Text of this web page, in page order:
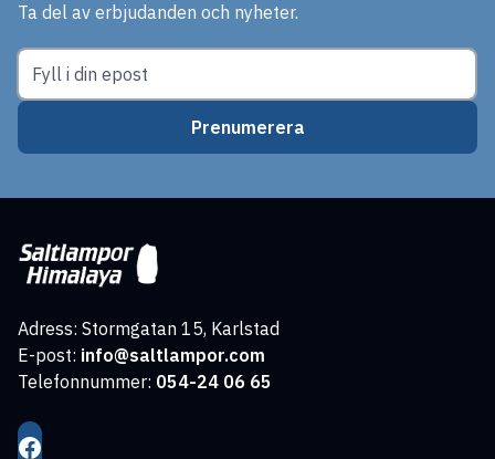
Ta del av erbjudanden och nyheter.
Prenumerera
Adress: Stormgatan 15, Karlstad
E-post: info@saltlampor.com
Telefonnummer: 054-24 06 65